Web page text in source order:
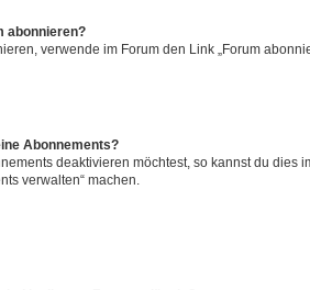
abonnieren?
verwende im Forum den Link „Forum
Abonnements?
deaktivieren möchtest, so kannst du dies
verwalten“ machen.